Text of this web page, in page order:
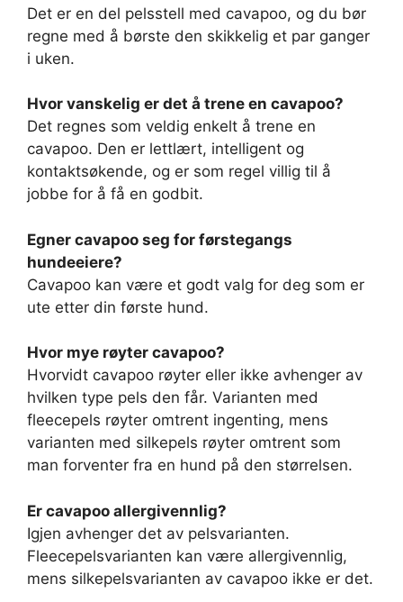
Det er en del pelsstell med cavapoo, og du bør
regne med å børste den skikkelig et par ganger
i uken.
Hvor vanskelig er det å trene en cavapoo?
Det regnes som veldig enkelt å trene en
cavapoo. Den er lettlært, intelligent og
kontaktsøkende, og er som regel villig til å
jobbe for å få en godbit.
Egner cavapoo seg for førstegangs
hundeeiere?
Cavapoo kan være et godt valg for deg som er
ute etter din første hund.
Hvor mye røyter cavapoo?
Hvorvidt cavapoo røyter eller ikke avhenger av
hvilken type pels den får. Varianten med
fleecepels røyter omtrent ingenting, mens
varianten med silkepels røyter omtrent som
man forventer fra en hund på den størrelsen.
Er cavapoo allergivennlig?
Igjen avhenger det av pelsvarianten.
Fleecepelsvarianten kan være allergivennlig,
mens silkepelsvarianten av cavapoo ikke er det.